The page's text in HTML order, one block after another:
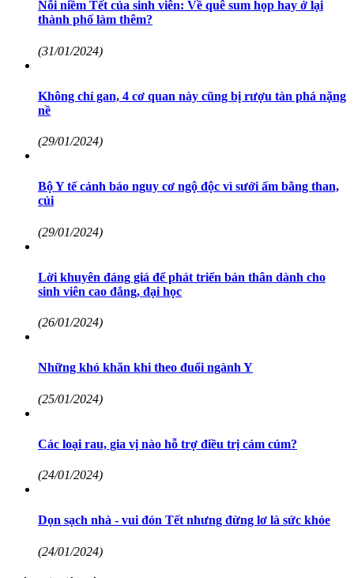
Nỗi niềm Tết của sinh viên: Về quê sum họp hay ở lại
thành phố làm thêm?
(31/01/2024)
Không chỉ gan, 4 cơ quan này cũng bị rượu tàn phá nặng
nề
(29/01/2024)
Bộ Y tế cảnh báo nguy cơ ngộ độc vì sưởi ấm bằng than,
củi
(29/01/2024)
Lời khuyên đáng giá để phát triển bản thân dành cho
sinh viên cao đẳng, đại học
(26/01/2024)
Những khó khăn khi theo đuổi ngành Y
(25/01/2024)
Các loại rau, gia vị nào hỗ trợ điều trị cảm cúm?
(24/01/2024)
Dọn sạch nhà - vui đón Tết nhưng đừng lơ là sức khỏe
(24/01/2024)